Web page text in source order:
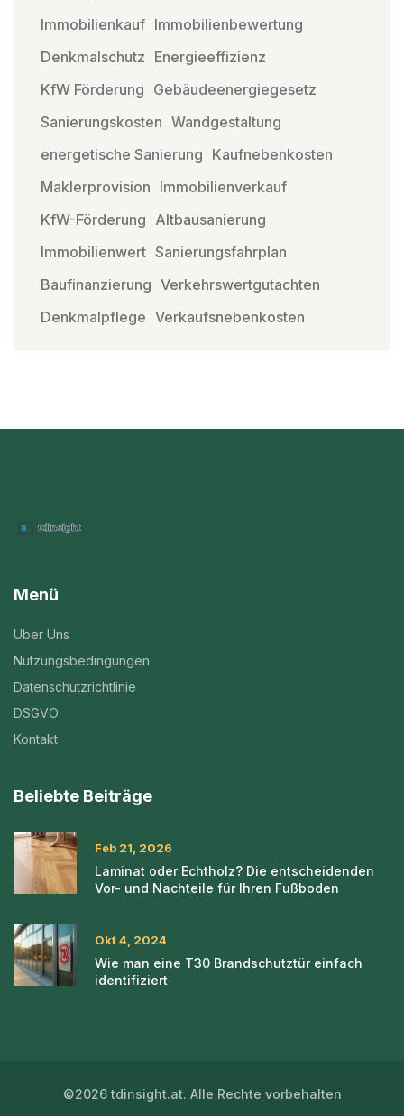
Immobilienkauf Immobilienbewertung
Denkmalschutz Energieeffizienz
KfW Förderung Gebäudeenergiegesetz
Sanierungskosten Wandgestaltung
energetische Sanierung Kaufnebenkosten
Maklerprovision Immobilienverkauf
KfW-Förderung Altbausanierung
Immobilienwert Sanierungsfahrplan
Baufinanzierung Verkehrswertgutachten
Denkmalpflege Verkaufsnebenkosten
Menü
Über Uns
Nutzungsbedingungen
Datenschutzrichtlinie
DSGVO
Kontakt
Beliebte Beiträge
Feb 21, 2026
Laminat oder Echtholz? Die entscheidenden
Vor- und Nachteile für Ihren Fußboden
Okt 4, 2024
Wie man eine T30 Brandschutztür einfach
identifiziert
©2026 tdinsight.at. Alle Rechte vorbehalten